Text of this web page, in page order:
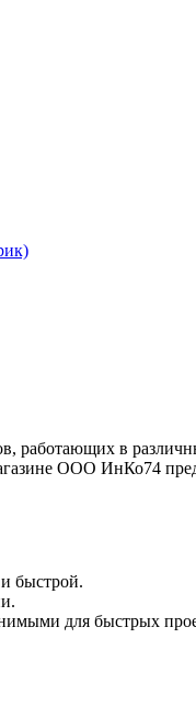
работающих в
ООО ИнКо74
быстрой.
для быстрых